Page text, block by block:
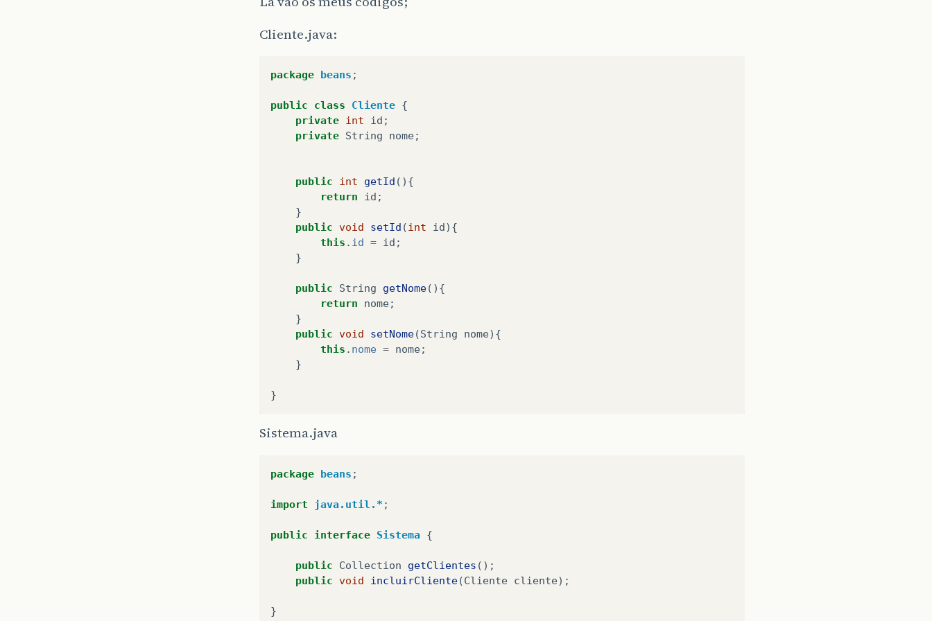
Cliente.java:
package beans ;
public class Cliente {
private int id ;
private String nome;
public int getId (){
return
id ;
}
public void setId (int id){
this . id = id ;
}
public String getNome(){
return
nome;
}
public void setNome(String nome){
this . nome = nome;
}
}
Sistema.java
package beans ;
import java.util.* ;
public interface Sistema {
public Collection getClientes ();
public void incluirCliente(Cliente cliente);
}